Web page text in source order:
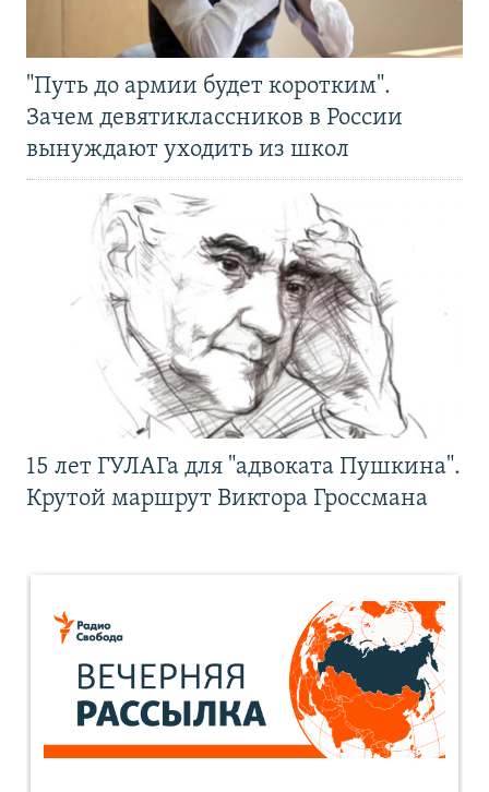
"Путь до армии будет коротким".
Зачем девятиклассников в России
вынуждают уходить из школ
15 лет ГУЛАГа для "адвоката Пушкина".
Крутой маршрут Виктора Гроссмана